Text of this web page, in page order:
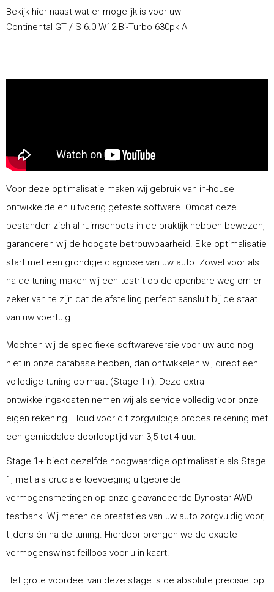
Bekijk hier naast wat er mogelijk is voor uw
Continental GT / S 6.0 W12 Bi-Turbo 630pk All
Voor deze optimalisatie maken wij gebruik van in-house
ontwikkelde en uitvoerig geteste software. Omdat deze
bestanden zich al ruimschoots in de praktijk hebben bewezen,
garanderen wij de hoogste betrouwbaarheid. Elke optimalisatie
start met een grondige diagnose van uw auto. Zowel voor als
na de tuning maken wij een testrit op de openbare weg om er
zeker van te zijn dat de afstelling perfect aansluit bij de staat
van uw voertuig.
Mochten wij de specifieke softwareversie voor uw auto nog
niet in onze database hebben, dan ontwikkelen wij direct een
volledige tuning op maat (Stage 1+). Deze extra
ontwikkelingskosten nemen wij als service volledig voor onze
eigen rekening. Houd voor dit zorgvuldige proces rekening met
een gemiddelde doorlooptijd van 3,5 tot 4 uur.
Stage 1+ biedt dezelfde hoogwaardige optimalisatie als Stage
1, met als cruciale toevoeging uitgebreide
vermogensmetingen op onze geavanceerde Dynostar AWD
testbank. Wij meten de prestaties van uw auto zorgvuldig voor,
tijdens én na de tuning. Hierdoor brengen we de exacte
vermogenswinst feilloos voor u in kaart.
Het grote voordeel van deze stage is de absolute precisie: op